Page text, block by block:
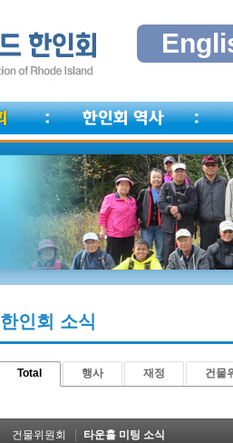
한인회 소식
Total 행사 재정 건물
건물위원회 타운홀 미팅 소식